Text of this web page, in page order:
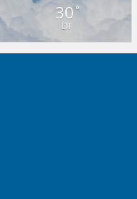
30°
DI